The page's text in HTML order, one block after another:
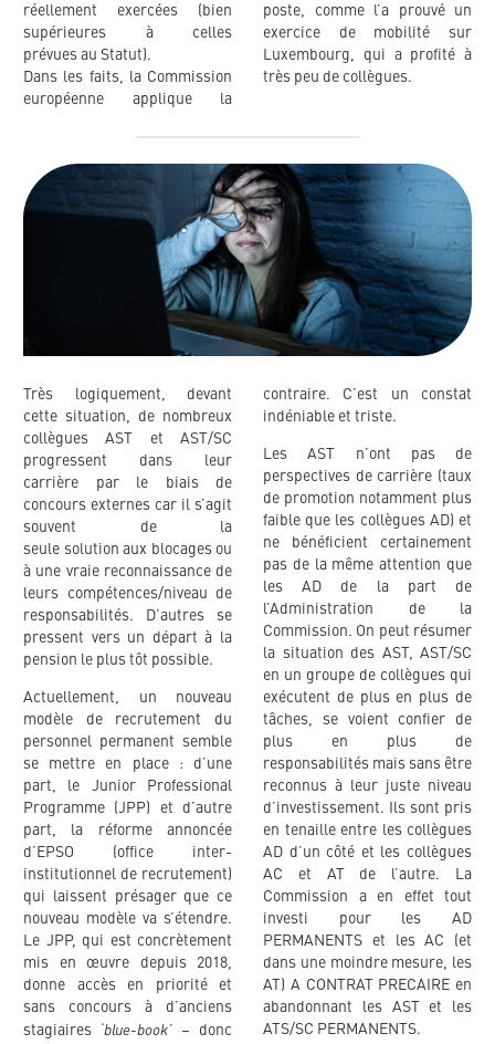
réellement exercées (bien
supérieures à celles
prévues au Statut).
Dans les faits, la Commission
européenne applique la
poste, comme l’a prouvé un
exercice de mobilité sur
Luxembourg, qui a profité à
très peu de collègues.
Très logiquement, devant
cette situation, de nombreux
collègues AST et AST/SC
progressent dans leur
carrière par le biais de
concours externes car il s’agit
souvent de la
seule solution aux blocages ou
à une vraie reconnaissance de
leurs compétences/niveau de
responsabilités. D’autres se
pressent vers un départ à la
pension le plus tôt possible.
Actuellement, un nouveau
modèle de recrutement du
personnel permanent semble
se mettre en place : d’une
part, le Junior Professional
Programme (JPP) et d’autre
part, la réforme annoncée
d’EPSO (office inter-
institutionnel de recrutement)
qui laissent présager que ce
nouveau modèle va s’étendre.
Le JPP, qui est concrètement
mis en œuvre depuis 2018,
donne accès en priorité et
sans concours à d’anciens
stagiaires
‘blue-book’ – donc
contraire. C’est un constat
indéniable et triste.
Les AST n’ont pas de
perspectives de carrière (taux
de promotion notamment plus
faible que les collègues AD) et
ne bénéficient certainement
pas de la même attention que
les AD de la part de
l’Administration de la
Commission. On peut résumer
la situation des AST, AST/SC
en un groupe de collègues qui
exécutent de plus en plus de
tâches, se voient confier de
plus en plus de
responsabilités mais sans être
reconnus à leur juste niveau
d’investissement. Ils sont pris
en tenaille entre les collègues
AD d’un côté et les collègues
AC et AT de l’autre. La
Commission a en effet tout
investi pour les AD
PERMANENTS et les AC (et
dans une moindre mesure, les
AT) A CONTRAT PRECAIRE en
abandonnant les AST et les
ATS/SC PERMANENTS.